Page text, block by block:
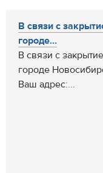
В связи с
городе...
В связи с
городе
Ваш адрес:...